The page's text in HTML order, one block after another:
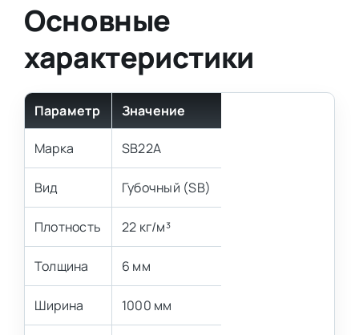
Основные
характеристики
Параметр Значение
Марка SB22A
Вид Губочный (SB)
Плотность 22 кг/м³
Толщина 6 мм
Ширина 1000 мм